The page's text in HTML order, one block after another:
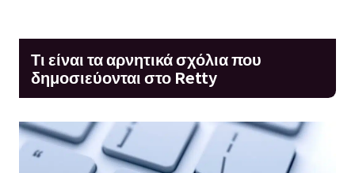
Τι είναι τα αρνητικά σχόλια που
δημοσιεύονται στο Retty